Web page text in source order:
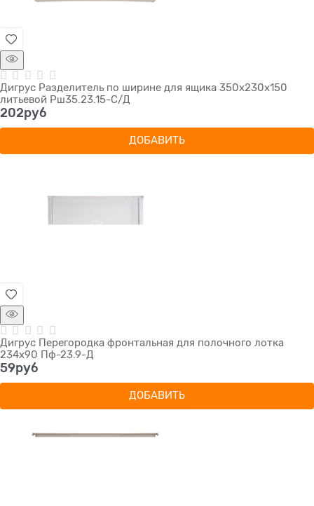
Дигрус Разделитель по ширине для ящика 350х230х150
литьевой Рш35.23.15-С/Д
202руб
ДОБАВИТЬ
Дигрус Перегородка фронтальная для полочного лотка
234х90 Пф-23.9-Д
59руб
ДОБАВИТЬ